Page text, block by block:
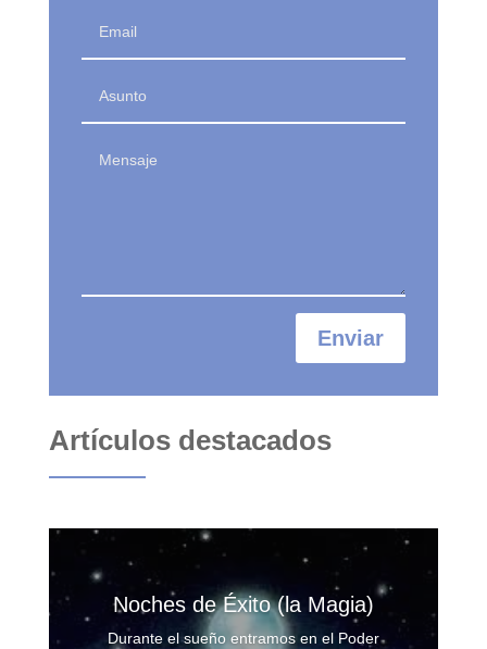
Enviar
Artículos destacados
Noches de Éxito (la Magia)
Durante el sueño entramos en el Poder